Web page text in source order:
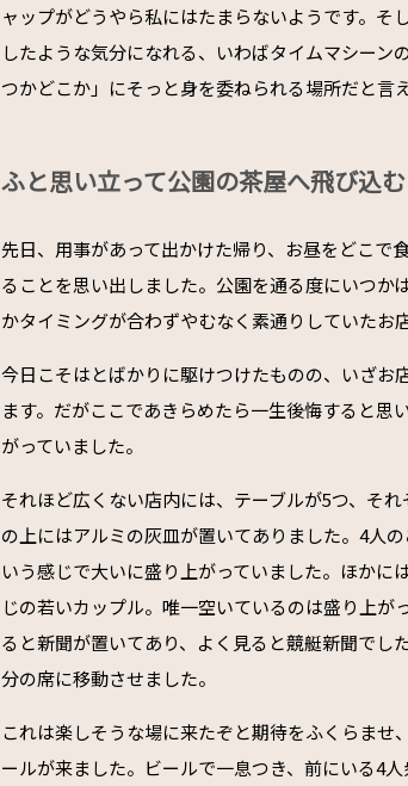
ャップがどうやら私にはたまらないようです。
したような気分になれる、いわばタイムマシーン
つかどこか」にそっと身を委ねられる場所だと言
ふと思い立って公園の茶屋へ飛び込む
先日、用事があって出かけた帰り、お昼をどこで
ることを思い出しました。公園を通る度にいつか
かタイミングが合わずやむなく素通りしていたお
今日こそはとばかりに駆けつけたものの、いざお
ます。だがここであきらめたら一生後悔すると思
がっていました。
それほど広くない店内には、テーブルが5つ、そ
の上にはアルミの灰皿が置いてありました。4人
いう感じで大いに盛り上がっていました。ほかに
じの若いカップル。唯一空いているのは盛り上が
ると新聞が置いてあり、よく見ると競艇新聞でし
分の席に移動させました。
これは楽しそうな場に来たぞと期待をふくらま
ールが来ました。ビールで一息つき、前にいる4